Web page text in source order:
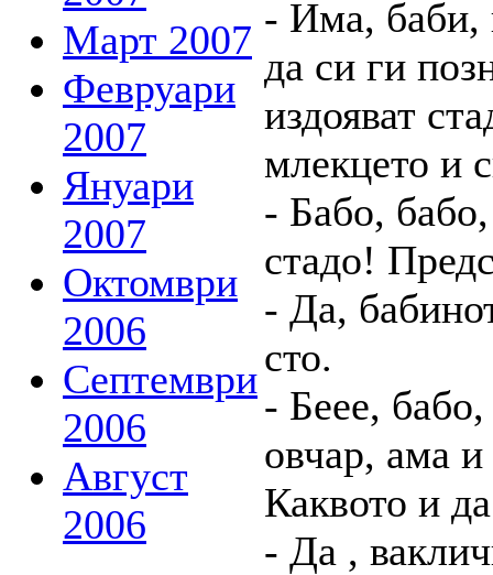
Март 2007
Февруари
2007
Януари
2007
Октомври
2006
Септември
2006
Август
2006
- Има, баби,
да си ги
издояват
млекцето и
- Бабо,
стадо!
- Да,
сто.
- Беее,
овчар, ама
Каквото и
- Да ,